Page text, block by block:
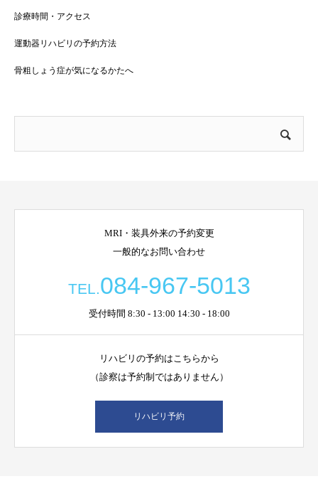
診療時間・アクセス
運動器リハビリの予約方法
骨粗しょう症が気になるかたへ
MRI・装具外来の予約変更
一般的なお問い合わせ
TEL.084-967-5013
受付時間 8:30 - 13:00 14:30 - 18:00
リハビリの予約はこちらから
（診察は予約制ではありません）
リハビリ予約